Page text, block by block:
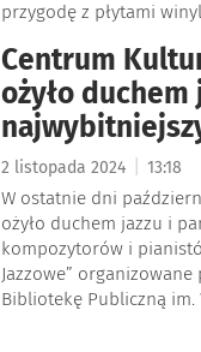
przygodę z płytami
Centrum
ożyło
2 listopada 2024 13:18
W ostatnie dni
ożyło duchem jazzu i
kompozytorów i
Jazzowe”
Bibliotekę Publiczną im.